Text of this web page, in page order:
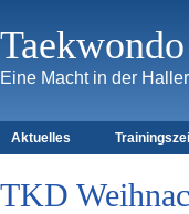
Eine Macht in der
Aktuelles
TKD